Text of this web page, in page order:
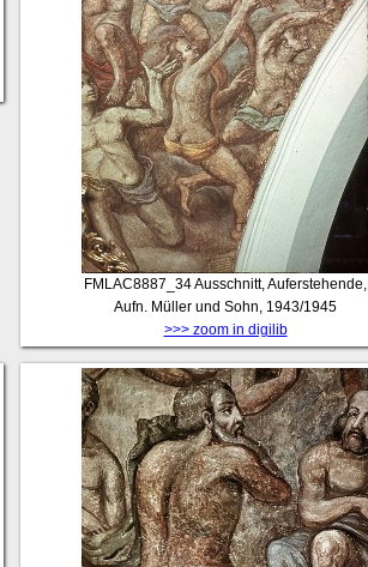
FMLAC8887_34Ausschnitt, Auferstehende,
Aufn. Müller und Sohn, 1943/1945
>>> zoom in digilib